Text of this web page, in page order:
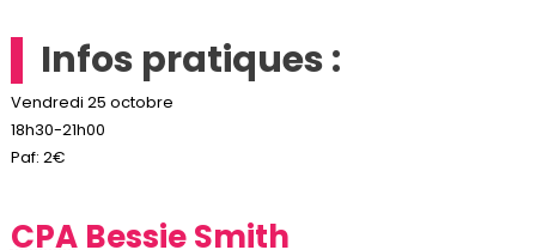
Infos pratiques :
Vendredi 25 octobre
18h30-21h00
Paf: 2€
CPABessie Smith